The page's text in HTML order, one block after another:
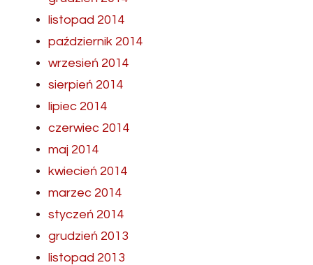
listopad 2014
październik 2014
wrzesień 2014
sierpień 2014
lipiec 2014
czerwiec 2014
maj 2014
kwiecień 2014
marzec 2014
styczeń 2014
grudzień 2013
listopad 2013